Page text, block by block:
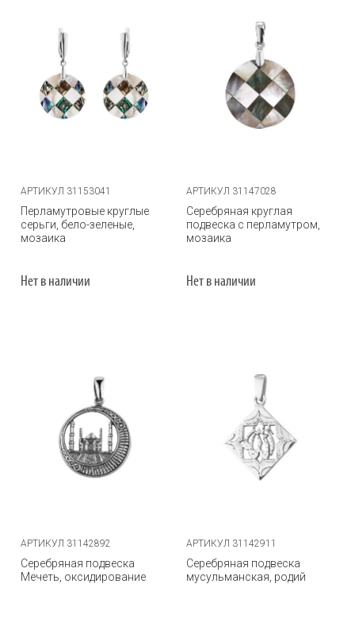
АРТИКУЛ 31153041
Перламутровые круглые
серьги, бело-зеленые,
мозаика
Нет в наличии
АРТИКУЛ 31147028
Серебряная круглая
подвеска с перламутром,
мозаика
Нет в наличии
АРТИКУЛ 31142892
Серебряная подвеска
Мечеть, оксидирование
АРТИКУЛ 31142911
Серебряная подвеска
мусульманская, родий